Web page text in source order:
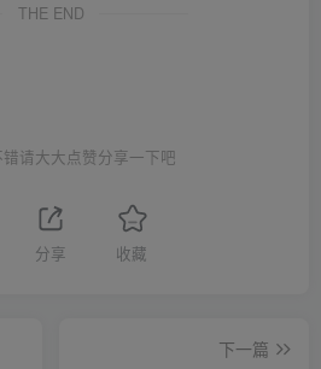
THE END
请大大点赞分享一下吧
分享 收藏
下一篇